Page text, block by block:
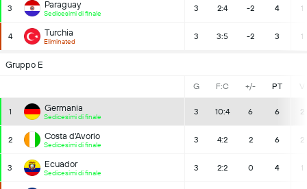
3 Paraguay
Sedicesimi di finale
3 2:4 -2 4 1
4 Turchia
Eliminated
3 3:5 -2 3 1
Gruppo E
G F:C +/- PT V
1 Germania
Sedicesimi di finale
3 10:4 6 6 2
2 Costa d'Avorio
Sedicesimi di finale
3 4:2 2 6 2
3 Ecuador
Sedicesimi di finale
3 2:2 0 4 1